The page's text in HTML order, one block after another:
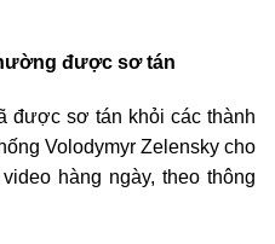
được sơ tán
được sơ tán khỏi các thành
Volodymyr Zelensky cho
hàng ngày, theo thông